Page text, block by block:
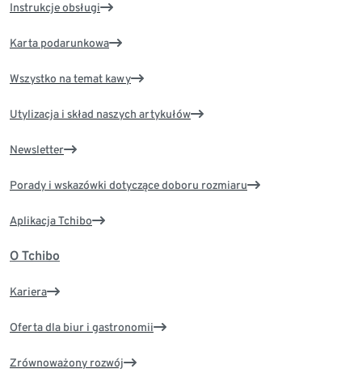
Instrukcje obsługi
Karta podarunkowa
Wszystko na temat kawy
Utylizacja i skład naszych artykułów
Newsletter
Porady i wskazówki dotyczące doboru rozmiaru
Aplikacja Tchibo
O Tchibo
Kariera
Oferta dla biur i gastronomii
Zrównoważony rozwój